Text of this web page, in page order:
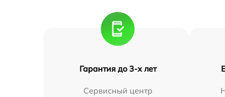
Гарантия до 3-х лет
Сервисный центр